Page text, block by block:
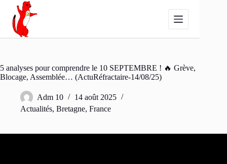
Passer
contenu
5 analyses pour comprendre le 10 SEPTEMBRE ! 🔥 Grève,
Blocage, Assemblée… (ActuRéfractaire-14/08/25)
Adm 10
14 août 2025
Actualités, Bretagne, France